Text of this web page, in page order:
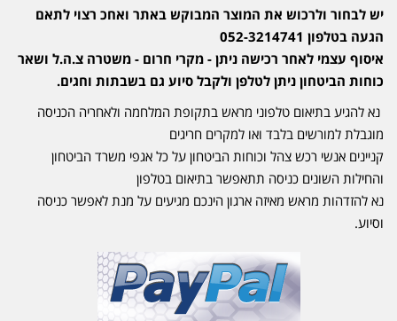
יש לבחור ולרכוש את המוצר המבוקש באתר ואחכ רצוי לתאם
הגעה בטלפון 052-3214741
איסוף עצמי לאחר רכישה ניתן - מקרי חרום - משטרה צ.ה.ל ושאר
כוחות הביטחון ניתן לטלפן ולקבל סיוע גם בשבתות וחגים.
נא להגיע בתיאום טלפוני מראש בתקופת המלחמה ולאחריה הכניסה
מוגבלת למורשים בלבד ואו למקרים חריגים
קניינים אנשי רכש צהל וכוחות הביטחון על כל אגפי משרד הביטחון
והחילות השונים כניסה תתאפשר בתיאום בטלפון
נא להזדהות מראש מאיזה ארגון הינכם מגיעים על מנת לאפשר כניסה
וסיוע.